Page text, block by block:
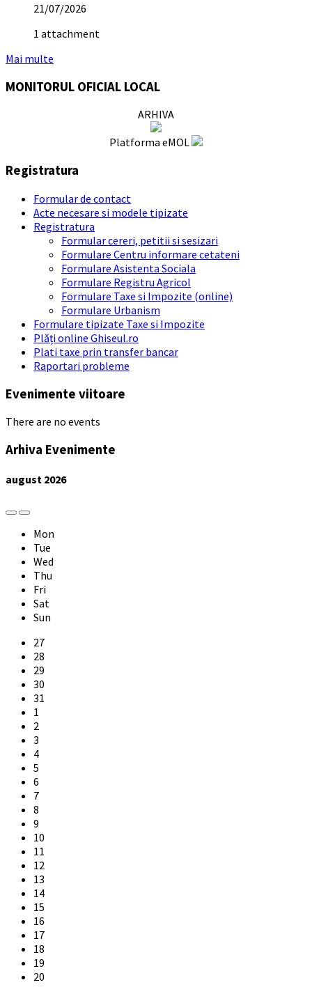
21/07/2026
1 attachment
Mai multe
MONITORUL OFICIAL LOCAL
ARHIVA
Platforma eMOL
Registratura
Formular de contact
Acte necesare si modele tipizate
Registratura
Formular cereri, petitii si sesizari
Formulare Centru informare cetateni
Formulare Asistenta Sociala
Formulare Registru Agricol
Formulare Taxe si Impozite (online)
Formulare Urbanism
Formulare tipizate Taxe si Impozite
Plăți online Ghiseul.ro
Plati taxe prin transfer bancar
Raportari probleme
Evenimente viitoare
There are no events
Arhiva Evenimente
august 2026
Previous
Month
Next
Month
Mon
Tue
Wed
Thu
Fri
Sat
Sun
Skip
calendar
days
27
28
29
30
31
1
2
3
4
5
6
7
8
9
10
11
12
13
14
15
16
17
18
19
20